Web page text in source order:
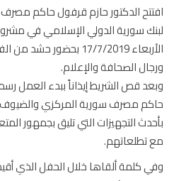
الدكتور حازم قرفول حاكم مصرف
سورية الدولي الإسلامي في مشروع
الأربعاء 17/7/2019 بحضور حشد
الصحافة والإعلام.
قص الشريط إيذاناً ببدء العمل رسمياً
مصرف سورية المركزي والضيوف
التجهيزات التي تليق بجمهور
كلمة ألقاها خلال الحفل الذي أقيم